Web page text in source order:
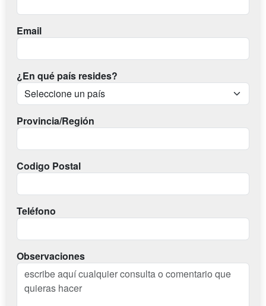
Email
¿En qué país resides?
Provincia/Región
Codigo Postal
Teléfono
Observaciones